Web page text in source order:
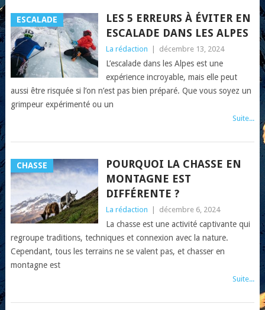
ESCALADE
LES 5 ERREURS À ÉVITER EN
ESCALADE DANS LES ALPES
La rédaction décembre 13, 2024
L’escalade dans les Alpes est une
expérience incroyable, mais elle peut
aussi être risquée si l’on n’est pas bien préparé. Que vous soyez un
grimpeur expérimenté ou un
Suite...
CHASSE
POURQUOI LA CHASSE EN
MONTAGNE EST
DIFFÉRENTE ?
La rédaction décembre 6, 2024
La chasse est une activité captivante qui
regroupe traditions, techniques et connexion avec la nature.
Cependant, tous les terrains ne se valent pas, et chasser en
montagne est
Suite...